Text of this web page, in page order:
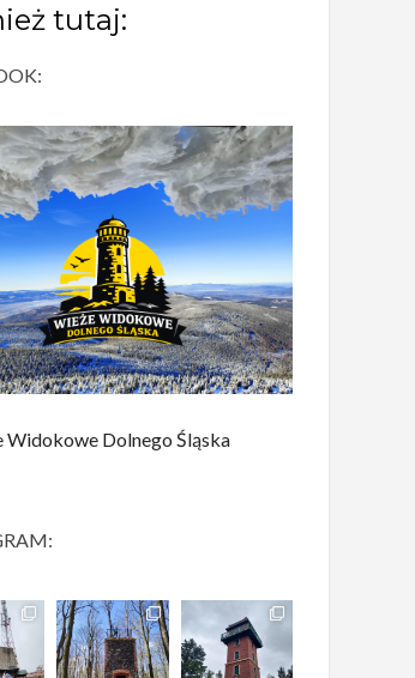
tutaj:
Widokowe Dolnego Śląska